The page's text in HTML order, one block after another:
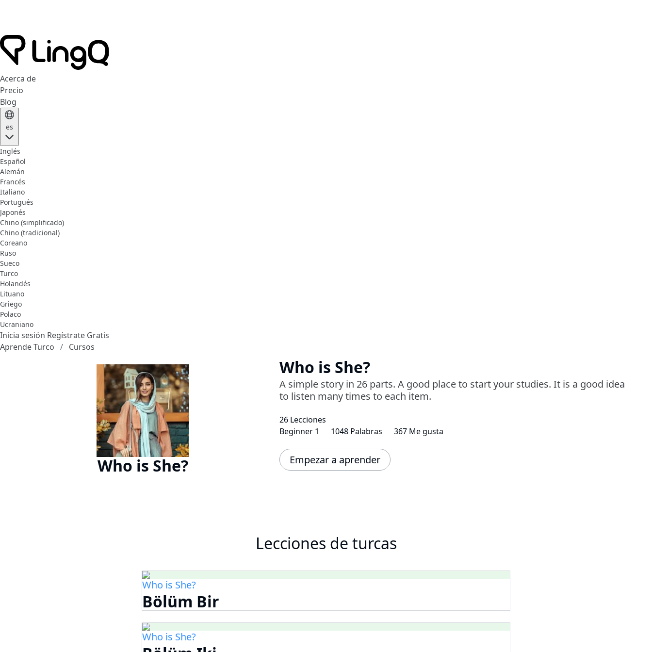
Acerca de
Precio
Blog
es
Inglés
Español
Alemán
Francés
Italiano
Portugués
Japonés
Chino (simplificado)
Chino (tradicional)
Coreano
Ruso
Sueco
Turco
Holandés
Lituano
Griego
Polaco
Ucraniano
Inicia sesión Regístrate Gratis
Aprende Turco
Cursos
Who is She?
Who is She?
A simple story in 26 parts. A good place to start your studies. It is a good idea
to listen many times to each item.
26 Lecciones
Beginner 1
1048 Palabras 367 Me gusta
Empezar a aprender
Lecciones de turcas
Who is She?
Bölüm Bir
Who is She?